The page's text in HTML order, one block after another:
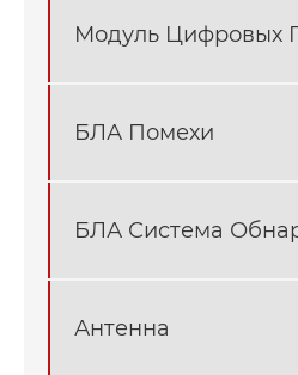
Модуль Цифровых
БЛА Помехи
БЛА Система
Антенна